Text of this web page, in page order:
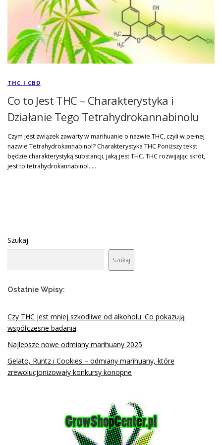
THC I CBD
Co to Jest THC – Charakterystyka i
Działanie Tego Tetrahydrokannabinolu
Czym jest związek zawarty w marihuanie o nazwie THC, czyli w pełnej
nazwie Tetrahydrokannabinol? Charakterystyka THC Poniższy tekst
będzie charakterystyką substancji, jaką jest THC. THC rozwijając skrót,
jest to tetrahydrokannabinol. …
Szukaj
Szukaj
Ostatnie Wpisy:
Czy THC jest mniej szkodliwe od alkoholu: Co pokazują
współczesne badania
Najlepsze nowe odmiany marihuany 2025
Gelato, Runtz i Cookies – odmiany marihuany, które
zrewolucjonizowały konkursy konopne